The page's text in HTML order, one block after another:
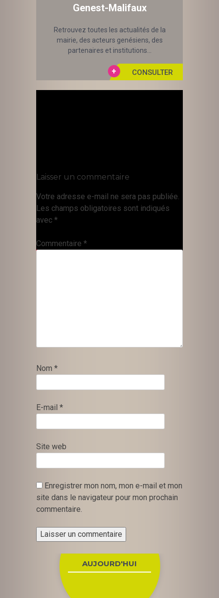
Genest-Malifaux
Retrouvez toutes les actualités de la
mairie, des acteurs genésiens, des
partenaires et institutions...
Laisser un commentaire
Votre adresse e-mail ne sera pas publiée.
Les champs obligatoires sont indiqués
avec *
Commentaire *
Nom *
E-mail *
Site web
Enregistrer mon nom, mon e-mail et mon
site dans le navigateur pour mon prochain
commentaire.
AUJOURD'HUI